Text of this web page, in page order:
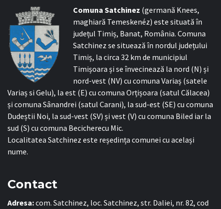
Comuna Satchinez (germană Knees,
maghiară Temeskenéz) este situată în
județul Timiș, Banat, România. Comuna
Satchinez se situează în nordul județului
Timiș, la circa 32 km de municipiul
Timișoara și se învecinează la nord (N) și
nord-vest (NV) cu comuna Variaș (satele
Variaș si Gelu), la est (E) cu comuna Orțișoara (satul Călacea)
și comuna Sânandrei (satul Carani), la sud-est (SE) cu comuna
Dudeștii Noi, la sud-vest (SV) și vest (V) cu comuna Biled iar la
sud (S) cu comuna Becicherecu Mic.
Localitatea Satchinez este reședința comunei cu același
nume.
Contact
Adresa:com. Satchinez, loc. Satchinez, str. Daliei, nr. 82, cod